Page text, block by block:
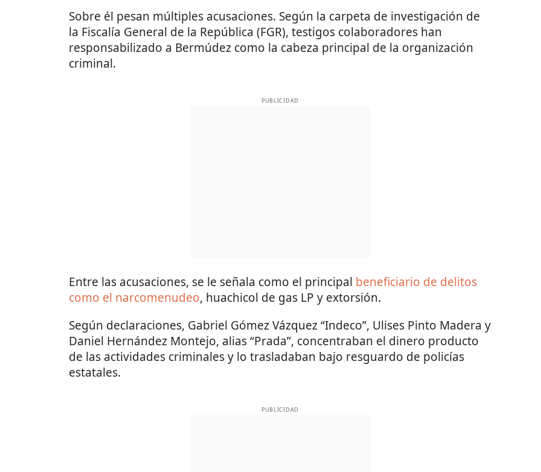
Sobre él pesan múltiples acusaciones. Según la carpeta de investigación de
la Fiscalía General de la República (FGR), testigos colaboradores han
responsabilizado a Bermúdez como la cabeza principal de la organización
criminal.
PUBLICIDAD
Entre las acusaciones, se le señala como el principal beneficiario de delitos
como el narcomenudeo, huachicol de gas LP y extorsión.
Según declaraciones, Gabriel Gómez Vázquez “Indeco”, Ulises Pinto Madera y
Daniel Hernández Montejo, alias “Prada”, concentraban el dinero producto
de las actividades criminales y lo trasladaban bajo resguardo de policías
estatales.
PUBLICIDAD